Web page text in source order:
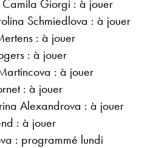
Camila Giorgi : à jouer
Schmiedlova : à jouer
: à jouer
: à jouer
: à jouer
: à jouer
Alexandrova : à jouer
: à jouer
: programmé lundi